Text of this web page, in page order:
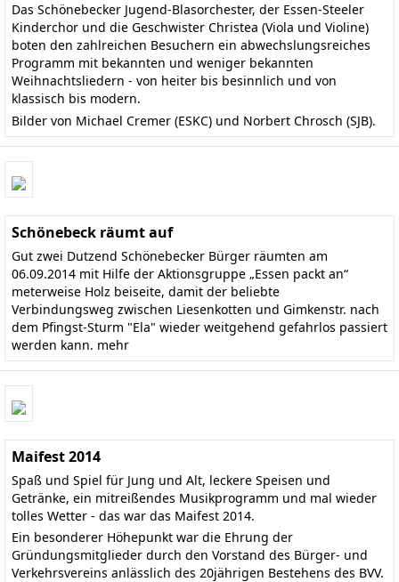
Das Schönebecker Jugend-Blasorchester, der Essen-Steeler
Kinderchor und die Geschwister Christea (Viola und Violine)
boten den zahlreichen Besuchern ein abwechslungsreiches
Programm mit bekannten und weniger bekannten
Weihnachtsliedern - von heiter bis besinnlich und von
klassisch bis modern.
Bilder von Michael Cremer (ESKC) und Norbert Chrosch (SJB).
Schönebeck räumt auf
Gut zwei Dutzend Schönebecker Bürger räumten am
06.09.2014 mit Hilfe der Aktionsgruppe „Essen packt an“
meterweise Holz beiseite, damit der beliebte
Verbindungsweg zwischen Liesenkotten und Gimkenstr. nach
dem Pfingst-Sturm "Ela" wieder weitgehend gefahrlos passiert
werden kann. mehr
Maifest 2014
Spaß und Spiel für Jung und Alt, leckere Speisen und
Getränke, ein mitreißendes Musikprogramm und mal wieder
tolles Wetter - das war das Maifest 2014.
Ein besonderer Höhepunkt war die Ehrung der
Gründungsmitglieder durch den Vorstand des Bürger- und
Verkehrsvereins anlässlich des 20jährigen Bestehens des BVV.